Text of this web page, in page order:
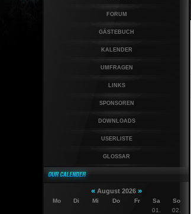
FORUM
GÄSTEBUCH
KALENDER
UMFRAGEN
LINKS
SPONSOREN
DOWNLOADS
USERLISTE
GLOSSAR
« August 2026 »
Mo Di Mi Do Fr Sa
So
01.
02.